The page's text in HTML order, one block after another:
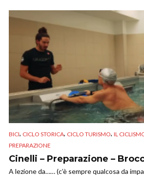
BICI, CICLO STORICA, CICLO TURISMO, IL
PREPARAZIONE
Cinelli – Preparazione –
A lezione da…… (c’è sempre qualcosa da